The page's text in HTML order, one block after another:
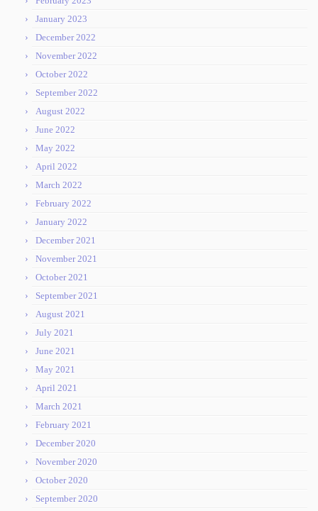
January 2023
December 2022
November 2022
October 2022
September 2022
August 2022
June 2022
May 2022
April 2022
March 2022
February 2022
January 2022
December 2021
November 2021
October 2021
September 2021
August 2021
July 2021
June 2021
May 2021
April 2021
March 2021
February 2021
December 2020
November 2020
October 2020
September 2020